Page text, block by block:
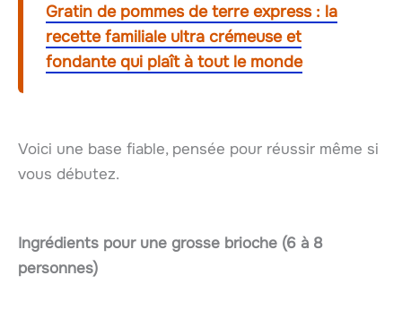
Gratin de pommes de terre express : la
recette familiale ultra crémeuse et
fondante qui plaît à tout le monde
Voici une base fiable, pensée pour réussir même si
vous débutez.
Ingrédients pour une grosse brioche (6 à 8
personnes)